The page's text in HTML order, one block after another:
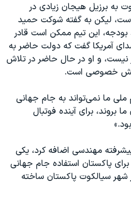
به برزیل هيجان زيادی در
ليکن به گفته شوکت حمید
بودجه، این تیم ممکن است قادر
آمريکا گفت که دولت حاضر به
نيست، و او در حال حاضر در تلاش
خصوصی است.
ما نمی‌تواند به جام جهانی
بروند، برای آینده فوتبال
مهندسی اضافه کرد، یکی
پاکستان استفاده جام جهانی
سیالکوت پاکستان ساخته